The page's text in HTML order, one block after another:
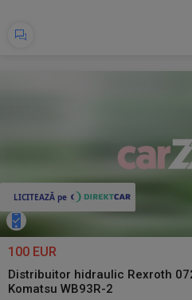
100 EUR
Distribuitor hidraulic Rexroth
Komatsu WB93R-2